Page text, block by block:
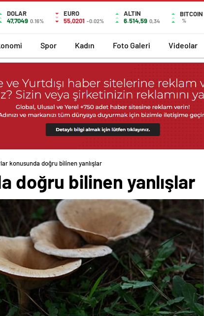
DOLAR
47,7049 0.16%
EURO
55,0201 -0.02%
ALTIN
6.514,59 0,34
BITCOIN
%
Spor Kadın Foto Galeri Videolar
konusunda doğru bilinen yanlışlar
doğru bilinen yanlışlar